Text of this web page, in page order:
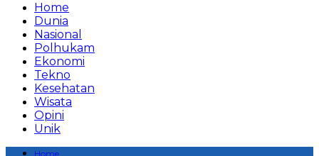
Home
Dunia
Nasional
Polhukam
Ekonomi
Tekno
Kesehatan
Wisata
Opini
Unik
Home